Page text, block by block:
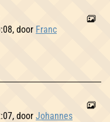
door Franc
door Johannes